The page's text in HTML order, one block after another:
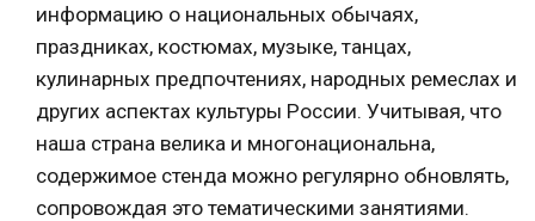
информацию о национальных обычаях,
праздниках, костюмах, музыке, танцах,
кулинарных предпочтениях, народных ремеслах и
других аспектах культуры России. Учитывая, что
наша страна велика и многонациональна,
содержимое стенда можно регулярно обновлять,
сопровождая это тематическими занятиями.